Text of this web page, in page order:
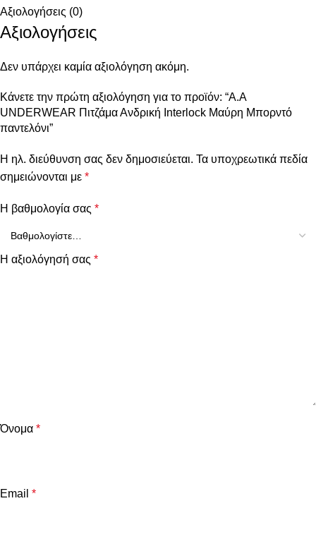
Αξιολογήσεις (0)
Αξιολογήσεις
Δεν υπάρχει καμία αξιολόγηση ακόμη.
Κάνετε την πρώτη αξιολόγηση για το προϊόν: “Α.A
UNDERWEAR Πιτζάμα Ανδρική Interlock Μαύρη Μπορντό
παντελόνι”
Η ηλ. διεύθυνση σας δεν δημοσιεύεται. Τα υποχρεωτικά πεδία
σημειώνονται με *
Η βαθμολογία σας *
Η αξιολόγησή σας *
Όνομα *
Email *